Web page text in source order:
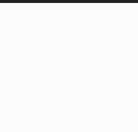
Aller au contenu principal